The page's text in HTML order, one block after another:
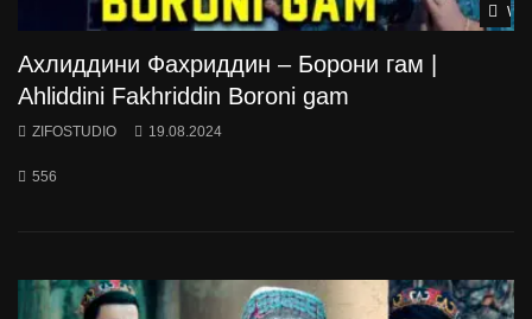
Ахлиддини Фахриддин – Борони гам |
Ahliddini Fakhriddin Boroni gam
ZIFOSTUDIO 19.08.2024
556